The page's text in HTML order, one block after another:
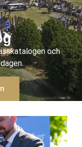
och